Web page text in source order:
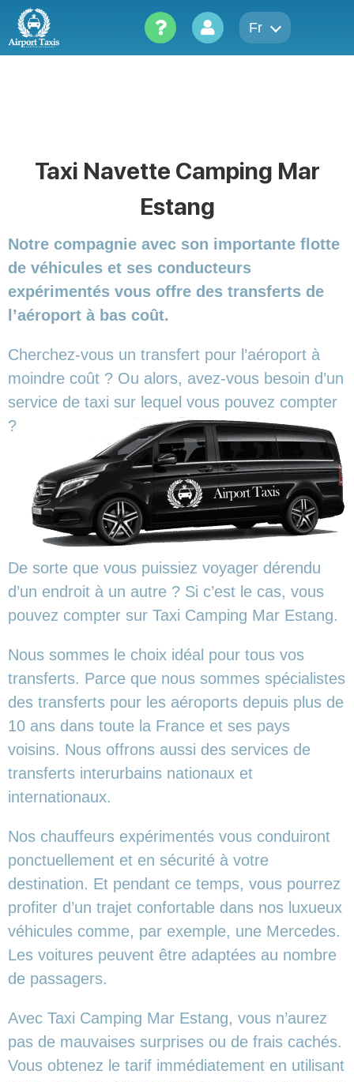
content
Fr
Taxi Navette Camping Mar
Estang
Notre compagnie avec son importante flotte
de véhicules et ses conducteurs
expérimentés vous offre des transferts de
l’aéroport à bas coût.
Cherchez-vous un transfert pour l’aéroport à
moindre coût ? Ou alors, avez-vous besoin d’un
service de taxi sur lequel vous pouvez compter
?
De sorte que vous puissiez voyager dérendu
d’un endroit à un autre ? Si c’est le cas, vous
pouvez compter sur Taxi Camping Mar Estang.
Nous sommes le choix idéal pour tous vos
transferts. Parce que nous sommes spécialistes
des transferts pour les aéroports depuis plus de
10 ans dans toute la France et ses pays
voisins. Nous offrons aussi des services de
transferts interurbains nationaux et
internationaux.
Nos chauffeurs expérimentés vous conduiront
ponctuellement et en sécurité à votre
destination. Et pendant ce temps, vous pourrez
profiter d’un trajet confortable dans nos luxueux
véhicules comme, par exemple, une Mercedes.
Les voitures peuvent être adaptées au nombre
de passagers.
Avec Taxi Camping Mar Estang, vous n’aurez
pas de mauvaises surprises ou de frais cachés.
Vous obtenez le tarif immédiatement en utilisant